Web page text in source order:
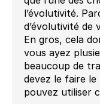
l’évolutivité.
d’évolutivité de
En gros, cela
vous ayez
beaucoup de
devez le faire
pouvez utiliser